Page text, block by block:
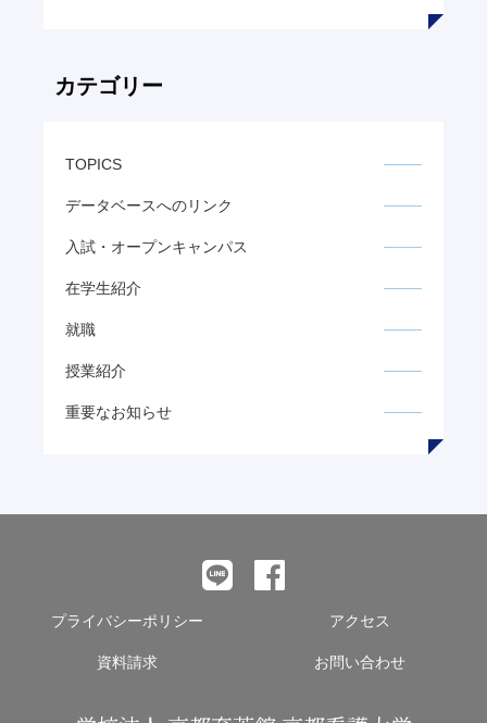
カテゴリー
TOPICS
データベースへのリンク
入試・オープンキャンパス
在学生紹介
就職
授業紹介
重要なお知らせ
プライバシーポリシー アクセス
資料請求 お問い合わせ